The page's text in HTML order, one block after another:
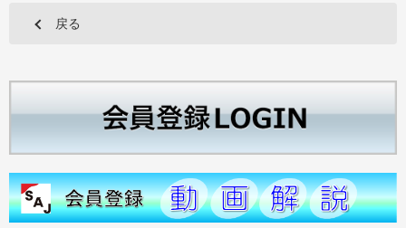
戻る